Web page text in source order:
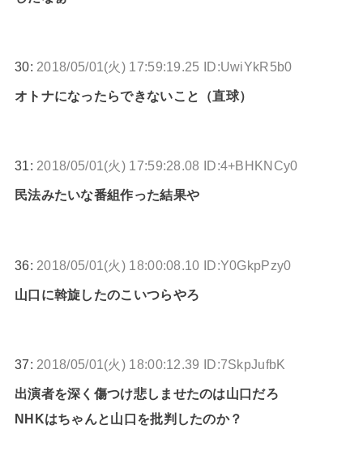
30: 2018/05/01(火) 17:59:19.25 ID:UwiYkR5b0
オトナになったらできないこと（直球）
31: 2018/05/01(火) 17:59:28.08 ID:4+BHKNCy0
民法みたいな番組作った結果や
36: 2018/05/01(火) 18:00:08.10 ID:Y0GkpPzy0
山口に斡旋したのこいつらやろ
37: 2018/05/01(火) 18:00:12.39 ID:7SkpJufbK
出演者を深く傷つけ悲しませたのは山口だろ
NHKはちゃんと山口を批判したのか？